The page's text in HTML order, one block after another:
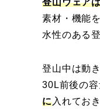
登山ウェア
素材・機能
水性のある
登山中は動
30L前後の容
に入れてお